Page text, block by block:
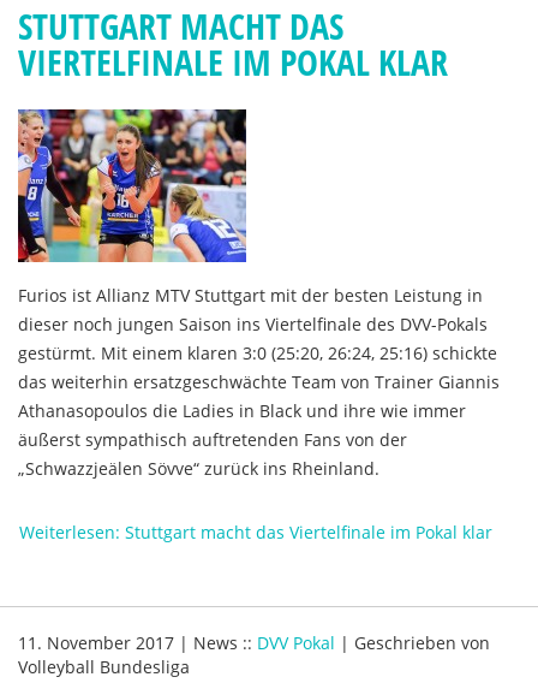
STUTTGART MACHT DAS
VIERTELFINALE IM POKAL KLAR
Furios ist Allianz MTV Stuttgart mit der besten Leistung in
dieser noch jungen Saison ins Viertelfinale des DVV-Pokals
gestürmt. Mit einem klaren 3:0 (25:20, 26:24, 25:16) schickte
das weiterhin ersatzgeschwächte Team von Trainer Giannis
Athanasopoulos die Ladies in Black und ihre wie immer
äußerst sympathisch auftretenden Fans von der
„Schwazzjeälen Sövve“ zurück ins Rheinland.
Weiterlesen: Stuttgart macht das Viertelfinale im Pokal klar
11. November 2017 | News :: DVV Pokal | Geschrieben von
Volleyball Bundesliga